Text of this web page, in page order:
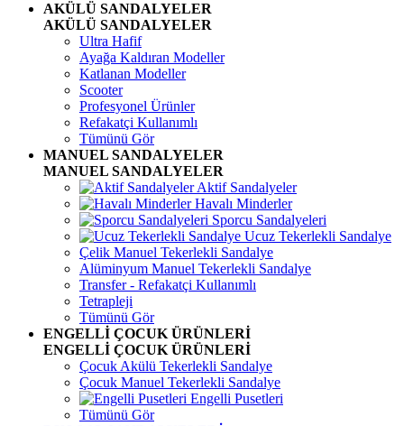
AKÜLÜ SANDALYELER
AKÜLÜ SANDALYELER
Ultra Hafif
Ayağa Kaldıran Modeller
Katlanan Modeller
Scooter
Profesyonel Ürünler
Refakatçi Kullanımlı
Tümünü Gör
MANUEL SANDALYELER
MANUEL SANDALYELER
Aktif Sandalyeler
Havalı Minderler
Sporcu Sandalyeleri
Ucuz Tekerlekli Sandalye
Çelik Manuel Tekerlekli Sandalye
Alüminyum Manuel Tekerlekli Sandalye
Transfer - Refakatçi Kullanımlı
Tetrapleji
Tümünü Gör
ENGELLİ ÇOCUK ÜRÜNLERİ
ENGELLİ ÇOCUK ÜRÜNLERİ
Çocuk Akülü Tekerlekli Sandalye
Çocuk Manuel Tekerlekli Sandalye
Engelli Pusetleri
Tümünü Gör